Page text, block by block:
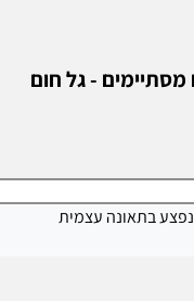
מסתיימים - גל חום